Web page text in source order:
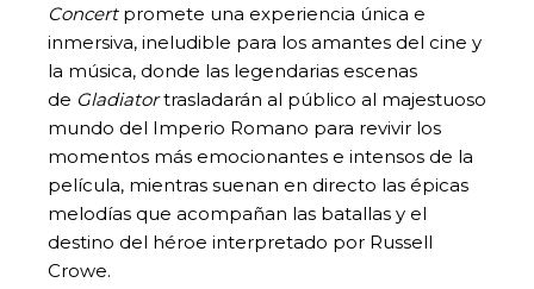
Concert promete una experiencia única e
inmersiva, ineludible para los amantes del cine y
la música, donde las legendarias escenas
de Gladiatortrasladarán al público al majestuoso
mundo del Imperio Romano para revivir los
momentos más emocionantes e intensos de la
película, mientras suenan en directo las épicas
melodías que acompañan las batallas y el
destino del héroe interpretado por Russell
Crowe.